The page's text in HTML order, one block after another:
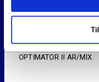
OPTIMATOR II AR/MIX